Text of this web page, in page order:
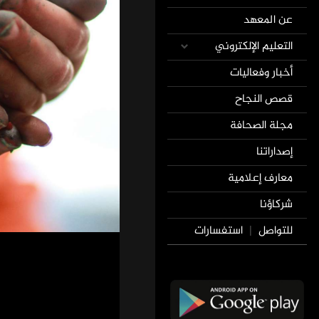
عن المعهد
التعليم الإلكتروني
أخبار وفعاليات
قصص النجاح
مجلة الصحافة
إصداراتنا
معارف إعلامية
شركاؤنا
للتواصل | استفسارات